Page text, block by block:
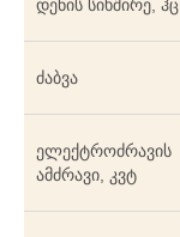
დენის სიხშირე, ჰც
ძაბვა
ელექტროძრავის
ამძრავი, კვტ